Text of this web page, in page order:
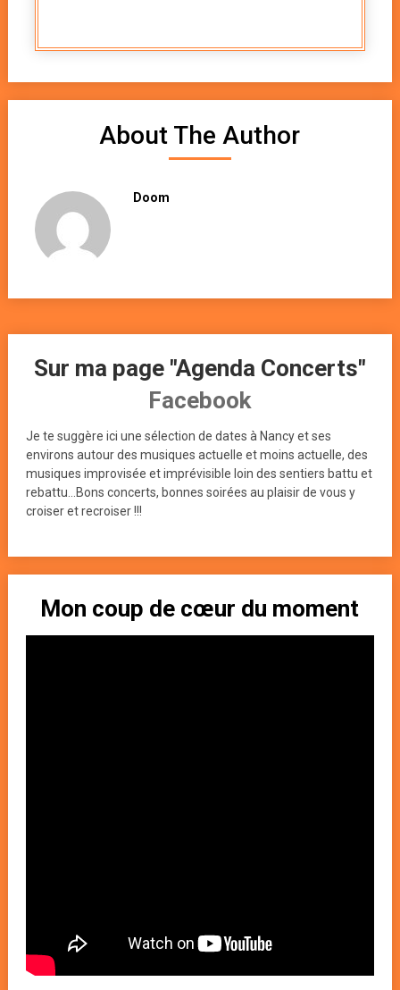
About The Author
Doom
Sur ma page "Agenda Concerts"
Facebook
Je te suggère ici une sélection de dates à Nancy et ses
environs autour des musiques actuelle et moins actuelle, des
musiques improvisée et imprévisible loin des sentiers battu et
rebattu...Bons concerts, bonnes soirées au plaisir de vous y
croiser et recroiser !!!
Mon coup de cœur du moment